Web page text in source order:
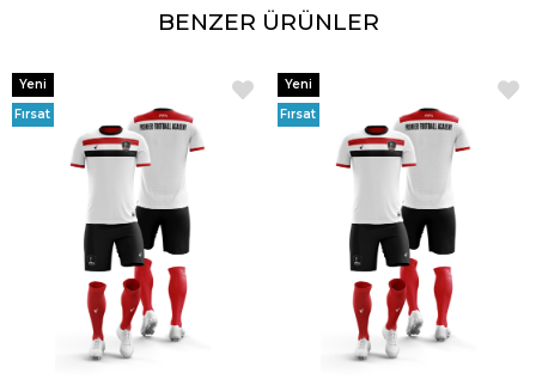
BENZER ÜRÜNLER
Yeni
Ürün
Fırsat
Yeni
Ürün
Fırsat